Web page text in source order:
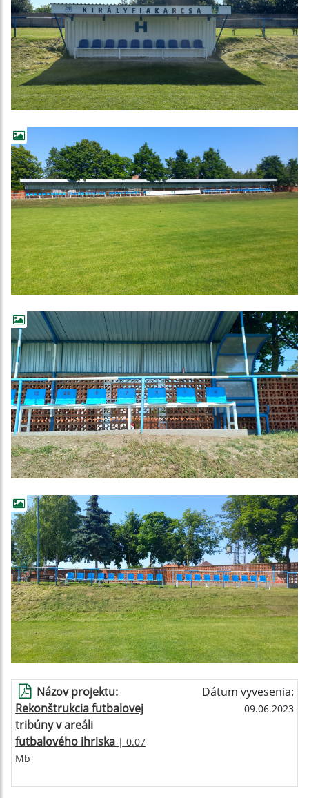
Názov projektu:
Rekonštrukcia futbalovej
tribúny v areáli
futbalového ihriska | 0.07
Mb
Dátum vyvesenia:
09.06.2023